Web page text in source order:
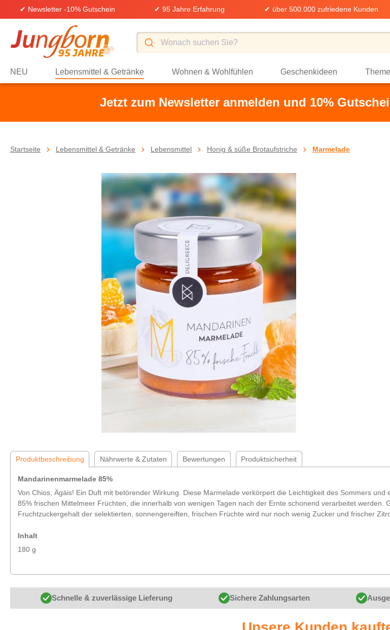
Zur Hauptnavigation springen
✔ Newsletter -10% Gutschein ✔ 95 Jahre Erfahrung ✔ über 500.000 zufriedene Kunden
NEU Lebensmittel & Getränke Wohnen & Wohlfühlen Geschenkideen
Jetzt zum Newsletter anmelden und 10%
Startseite Lebensmittel & Getränke Lebensmittel Honig & süße Brotaufstriche Marmelade
Produktbeschreibung Nährwerte & Zutaten Bewertungen Produktsicherheit
Mandarinenmarmelade 85%
Von Chios, Ägäis! Ein Duft mit betörender Wirkung. Diese Marmelade verkörpert die Leichtigkeit des Sommers
85% frischen Mittelmeer Früchten, die innerhalb von wenigen Tagen nach der Ernte schonend verarbeitet
Fruchtzuckergehalt der selektierten, sonnengereiften, frischen Früchte wird nur noch wenig Zucker und frischer
Inhalt
180 g
Schnelle & zuverlässige Lieferung Sichere Zahlungsarten